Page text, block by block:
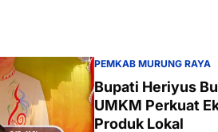
PEMKAB MURUNG RAYA
Bupati Heriyus
UMKM Perkuat
Produk Lokal